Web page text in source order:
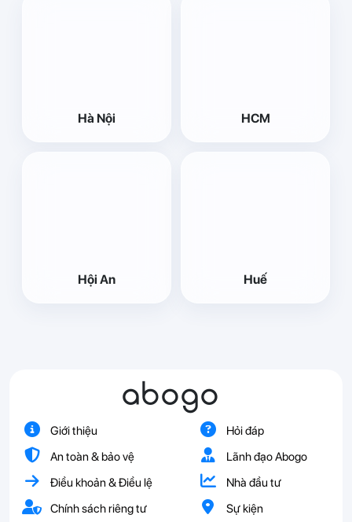
Hà Nội HCM
Hội An Huế
abogo
Giới thiệu
An toàn & bảo vệ
Điều khoản & Điều lệ
Chính sách riêng tư
Hỏi đáp
Lãnh đạo Abogo
Nhà đầu tư
Sự kiện